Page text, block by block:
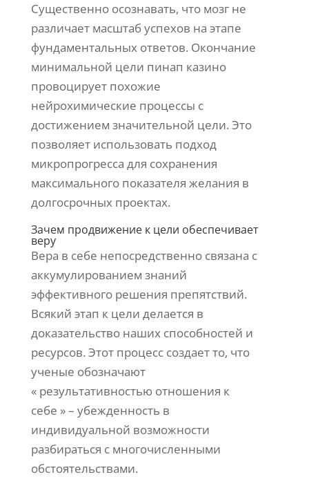
Существенно осознавать, что мозг не
различает масштаб успехов на этапе
фундаментальных ответов. Окончание
минимальной цели пинап казино
провоцирует похожие
нейрохимические процессы с
достижением значительной цели. Это
позволяет использовать подход
микропрогресса для сохранения
максимального показателя желания в
долгосрочных проектах.
Зачем продвижение к цели обеспечивает
веру
Вера в себе непосредственно связана с
аккумулированием знаний
эффективного решения препятствий.
Всякий этап к цели делается в
доказательство наших способностей и
ресурсов. Этот процесс создает то, что
ученые обозначают
« результативностью отношения к
себе » – убежденность в
индивидуальной возможности
разбираться с многочисленными
обстоятельствами.